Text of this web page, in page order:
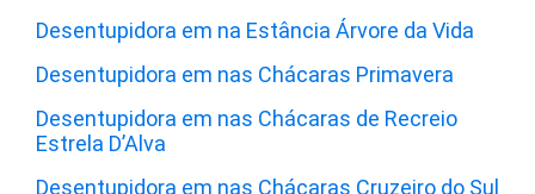
Desentupidora em na Estância Árvore da Vida
Desentupidora em nas Chácaras Primavera
Desentupidora em nas Chácaras de Recreio
Estrela D’Alva
Desentupidora em nas Chácaras Cruzeiro do Sul